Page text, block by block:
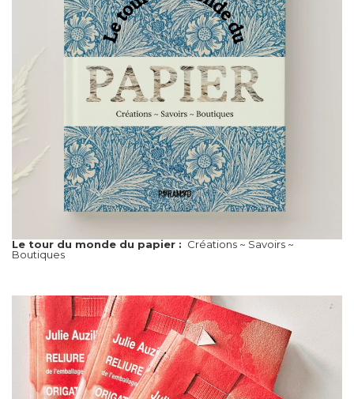
Le tour du monde du papier : Créations ~ Savoirs ~
Boutiques